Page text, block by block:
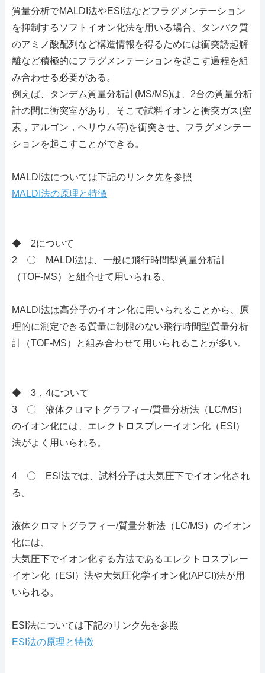
質量分析でMALDI法やESI法などフラグメンテーション
を抑制するソフトイオン化法を用いる場合、タンパク質
のアミノ酸配列など構造情報を得るためには衝突誘起解
離など積極的にフラグメンテーションを起こす過程を組
み合わせる必要がある。
例えば、タンデム質量分析計(MS/MS)は、2台の質量分析
計の間に衝突室があり、そこで試料イオンと衝突ガス(窒
素，アルゴン，ヘリウム等)を衝突させ、フラグメンテー
ションを起こすことができる。
MALDI法については下記のリンク先を参照
MALDI法の原理と特徴
◆ 2について
2 〇 MALDI法は、一般に飛行時間型質量分析計
（TOF-MS）と組合せて用いられる。
MALDI法は高分子のイオン化に用いられることから、原
理的に測定できる質量に制限のない飛行時間型質量分析
計（TOF-MS）と組み合わせて用いられることが多い。
◆ 3，4について
3 〇 液体クロマトグラフィー/質量分析法（LC/MS）
のイオン化には、エレクトロスプレーイオン化（ESI）
法がよく用いられる。
4 〇 ESI法では、試料分子は大気圧下でイオン化され
る。
液体クロマトグラフィー/質量分析法（LC/MS）のイオン
化には、
大気圧下でイオン化する方法であるエレクトロスプレー
イオン化（ESI）法や大気圧化学イオン化(APCI)法が用
いられる。
ESI法については下記のリンク先を参照
ESI法の原理と特徴